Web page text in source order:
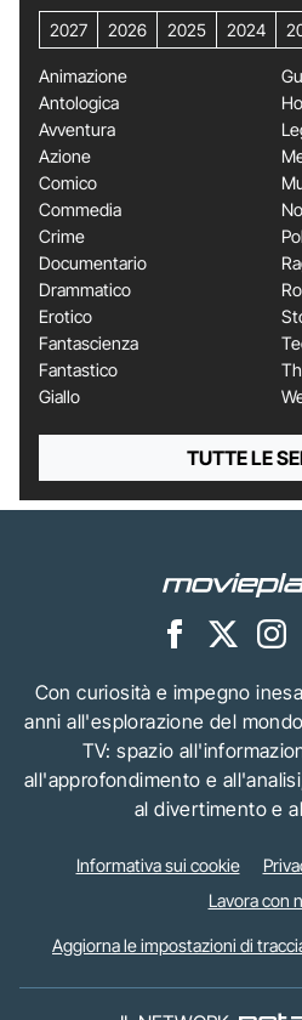
2027 2026 2025 2024
Animazione
Antologica
Avventura
Azione
Comico
Commedia
Crime
Documentario
Drammatico
Erotico
Fantascienza
Fantastico
Giallo
TUTTE LE
Con curiosità e impegno
anni all'esplorazione del
TV: spazio
all'approfondimento e
al divertimento e
Informativa sui cookie
Lavora con
Aggiorna le impostazioni di